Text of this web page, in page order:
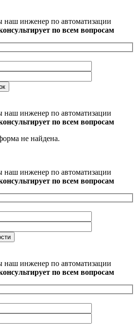
наш инженер по автоматизации
по всем вопросам
наш инженер по автоматизации
по всем вопросам
не найдена.
наш инженер по автоматизации
по всем вопросам
наш инженер по автоматизации
по всем вопросам